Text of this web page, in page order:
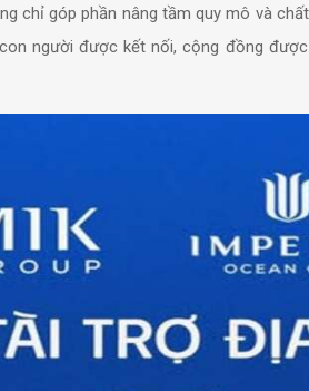
chỉ góp phần nâng tầm quy mô và
người được kết nối, cộng đồng